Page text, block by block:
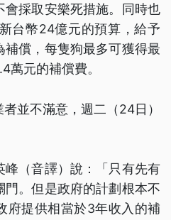
會採取安樂死措施。同時也
台幣24億元的預算，給予
償，每隻狗最多可獲得最
萬元的補償費。
並不滿意，週二（24日）
（音譯）說：「只有先有
。但是政府的計劃根本不
府提供相當於3年收入的補